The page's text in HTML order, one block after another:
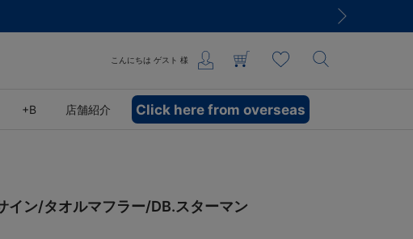
こんにちは ゲスト 様
+B 店舗紹介 Click here from overseas
イン/タオルマフラー/DB.スターマン